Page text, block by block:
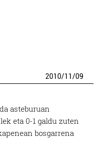
2010/11/09
asteburuan
eta 0-1 galdu zuten
bosgarrena